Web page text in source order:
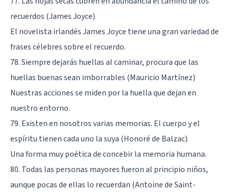
recuerdos (James Joyce)
El novelista irlandés James Joyce tiene una gran variedad de
frases célebres sobre el recuerdo.
78. Siempre dejarás huellas al caminar, procura que las
huellas buenas sean imborrables (Mauricio Martínez)
Nuestras acciones se miden por la huella que dejan en
nuestro entorno.
79. Existen en nosotros varias memorias. El cuerpo y el
espíritu tienen cada uno la suya (Honoré de Balzac)
Una forma muy poética de concebir la memoria humana.
80. Todas las personas mayores fueron al principio niños,
aunque pocas de ellas lo recuerdan (Antoine de Saint-